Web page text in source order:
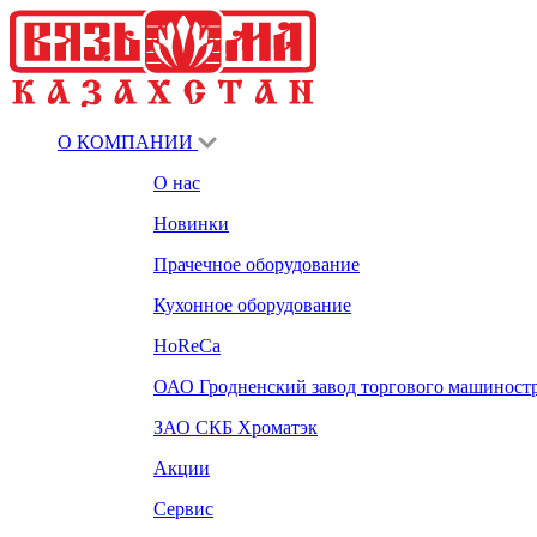
О КОМПАНИИ
О нас
Новинки
Прачечное оборудование
Кухонное оборудование
HoReCa
ОАО Гродненский завод торгового
ЗАО СКБ Хроматэк
Акции
Сервис